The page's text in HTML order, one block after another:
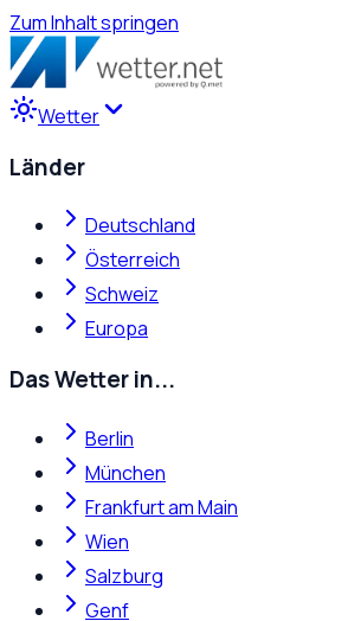
Zum Inhalt springen
Wetter
Länder
Deutschland
Österreich
Schweiz
Europa
Das Wetter in...
Berlin
München
Frankfurt am Main
Wien
Salzburg
Genf